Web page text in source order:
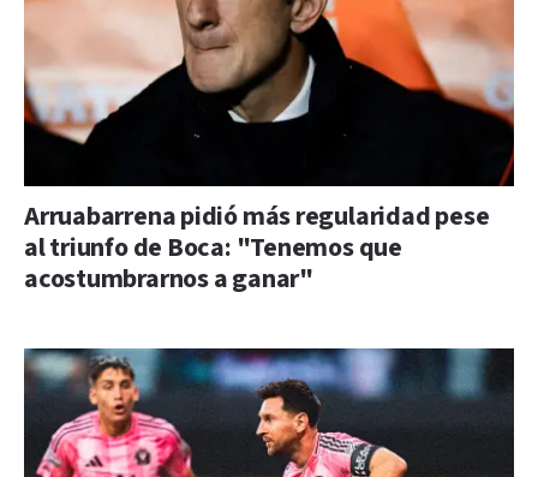
Arruabarrena pidió más regularidad pese
al triunfo de Boca: "Tenemos que
acostumbrarnos a ganar"